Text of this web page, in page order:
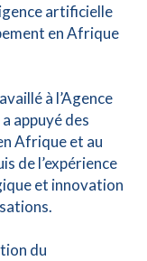
artificielle
en Afrique
à l’Agence
appuyé des
Afrique et au
de l’expérience
et innovation
du